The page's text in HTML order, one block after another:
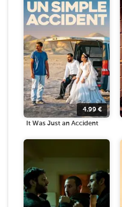
4.99 €
It Was Just an Accident